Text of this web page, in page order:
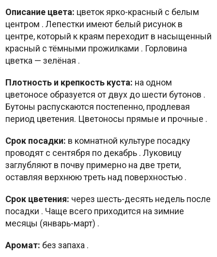
Описание цвета: цветок ярко-красный с белым
центром . Лепестки имеют белый рисунок в
центре, который к краям переходит в насыщенный
красный с тёмными прожилками . Горловина
цветка — зелёная .
Плотность и крепкость куста: на одном
цветоносе образуется от двух до шести бутонов .
Бутоны распускаются постепенно, продлевая
период цветения. Цветоносы прямые и прочные .
Срок посадки: в комнатной культуре посадку
проводят с сентября по декабрь . Луковицу
заглубляют в почву примерно на две трети,
оставляя верхнюю треть над поверхностью .
Срок цветения: через шесть-десять недель после
посадки . Чаще всего приходится на зимние
месяцы (январь-март) .
Аромат: без запаха .